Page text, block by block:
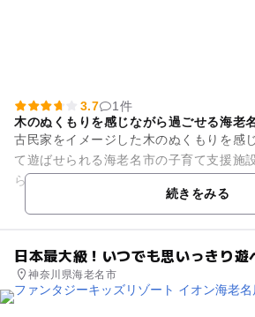
3.7
1件
木のぬくもりを感じながら過ごせる海老
古民家をイメージした木のぬくもりを感
て遊ばせられる海老名市の子育て支援施
ら就学前までのお子さんをお持ちの親子が利
続きをみる
日本最大級！いつでも思いっきり遊
神奈川県海老名市